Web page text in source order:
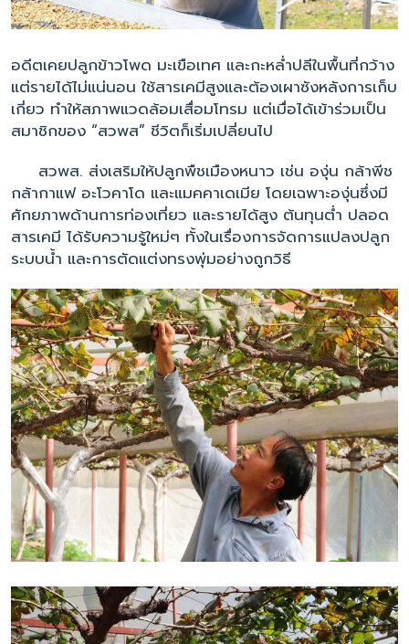
อดีตเคยปลูกข้าวโพด มะเขือเทศ และกะหล่ำปลีในพื้นที่กว้าง
แต่รายได้ไม่แน่นอน ใช้สารเคมีสูงและต้องเผาซังหลังการเก็บ
เกี่ยว ทำให้สภาพแวดล้อมเสื่อมโทรม แต่เมื่อได้เข้าร่วมเป็น
สมาชิกของ “สวพส” ชีวิตก็เริ่มเปลี่ยนไป
สวพส. ส่งเสริมให้ปลูกพืชเมืองหนาว เช่น องุ่น กล้าพีช
กล้ากาแฟ อะโวคาโด และแมคคาเดเมีย โดยเฉพาะองุ่นซึ่งมี
ศักยภาพด้านการท่องเที่ยว และรายได้สูง ต้นทุนต่ำ ปลอด
สารเคมี ได้รับความรู้ใหม่ๆ ทั้งในเรื่องการจัดการแปลงปลูก
ระบบน้ำ และการตัดแต่งทรงพุ่มอย่างถูกวิธี